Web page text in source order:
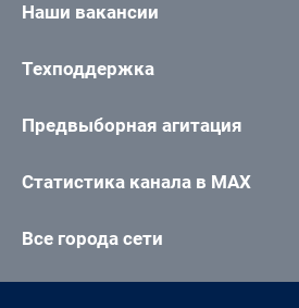
Наши вакансии
Техподдержка
Предвыборная агитация
Статистика канала в MAX
Все города сети